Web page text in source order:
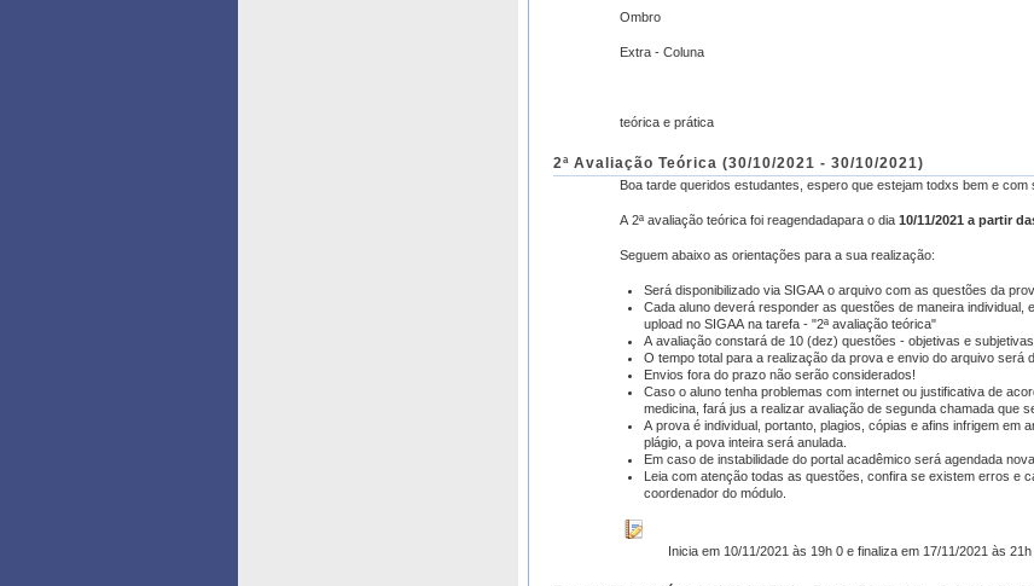
Ombro
Extra - Coluna
teórica e prática
2ª Avaliação Teórica (30/10/2021 - 30/10/2021)
Boa tarde queridos estudantes, espero que estejam todxs bem e com
A 2ª avaliação teórica foi reagendadapara o dia10/11/2021 a partir
Seguem abaixo as orientações para a sua realização:
Será disponibilizado via SIGAA o arquivo com as questões da
Cada aluno deverá responder as questões de maneira
upload no SIGAA na tarefa - "2ª avaliação teórica"
A avaliação constará de 10 (dez) questões - objetivas e
O tempo total para a realização da prova e envio do arquivo será
Envios fora do prazo não serão considerados!
Caso o aluno tenha problemas com internet ou justificativa de
medicina, fará jus a realizar avaliação de segunda chamada que
A prova é individual, portanto, plagios, cópias e afins infrigem em
plágio, a pova inteira será anulada.
Em caso de instabilidade do portal acadêmico será agendada
Leia com atenção todas as questões, confira se existem erros e
coordenador do módulo.
Inicia em 10/11/2021 às 19h 0 e finaliza em 17/11/2021 às 21h